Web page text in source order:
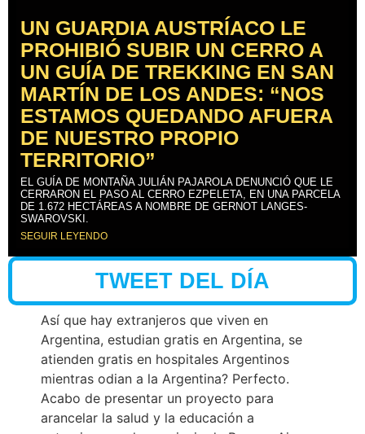
UN GUARDIA AUSTRÍACO LE
PROHIBIÓ SUBIR UN CERRO A
UN GUÍA DE TREKKING EN SAN
MARTÍN DE LOS ANDES: “NOS
ESTAMOS QUEDANDO AFUERA
DE NUESTRO PROPIO
TERRITORIO”
EL GUÍA DE MONTAÑA JULIÁN PAJAROLA DENUNCIÓ QUE LE
CERRARON EL PASO AL CERRO EZPELETA, EN UNA PARCELA
DE 1.672 HECTÁREAS A NOMBRE DE GERNOT LANGES-
SWAROVSKI.
SEGUIR LEYENDO
TWEET DEL DÍA
Así que hay extranjeros que viven en
Argentina, estudian gratis en Argentina, se
atienden gratis en hospitales Argentinos
mientras odian a la Argentina? Perfecto.
Acabo de presentar un proyecto para
arancelar la salud y la educación a